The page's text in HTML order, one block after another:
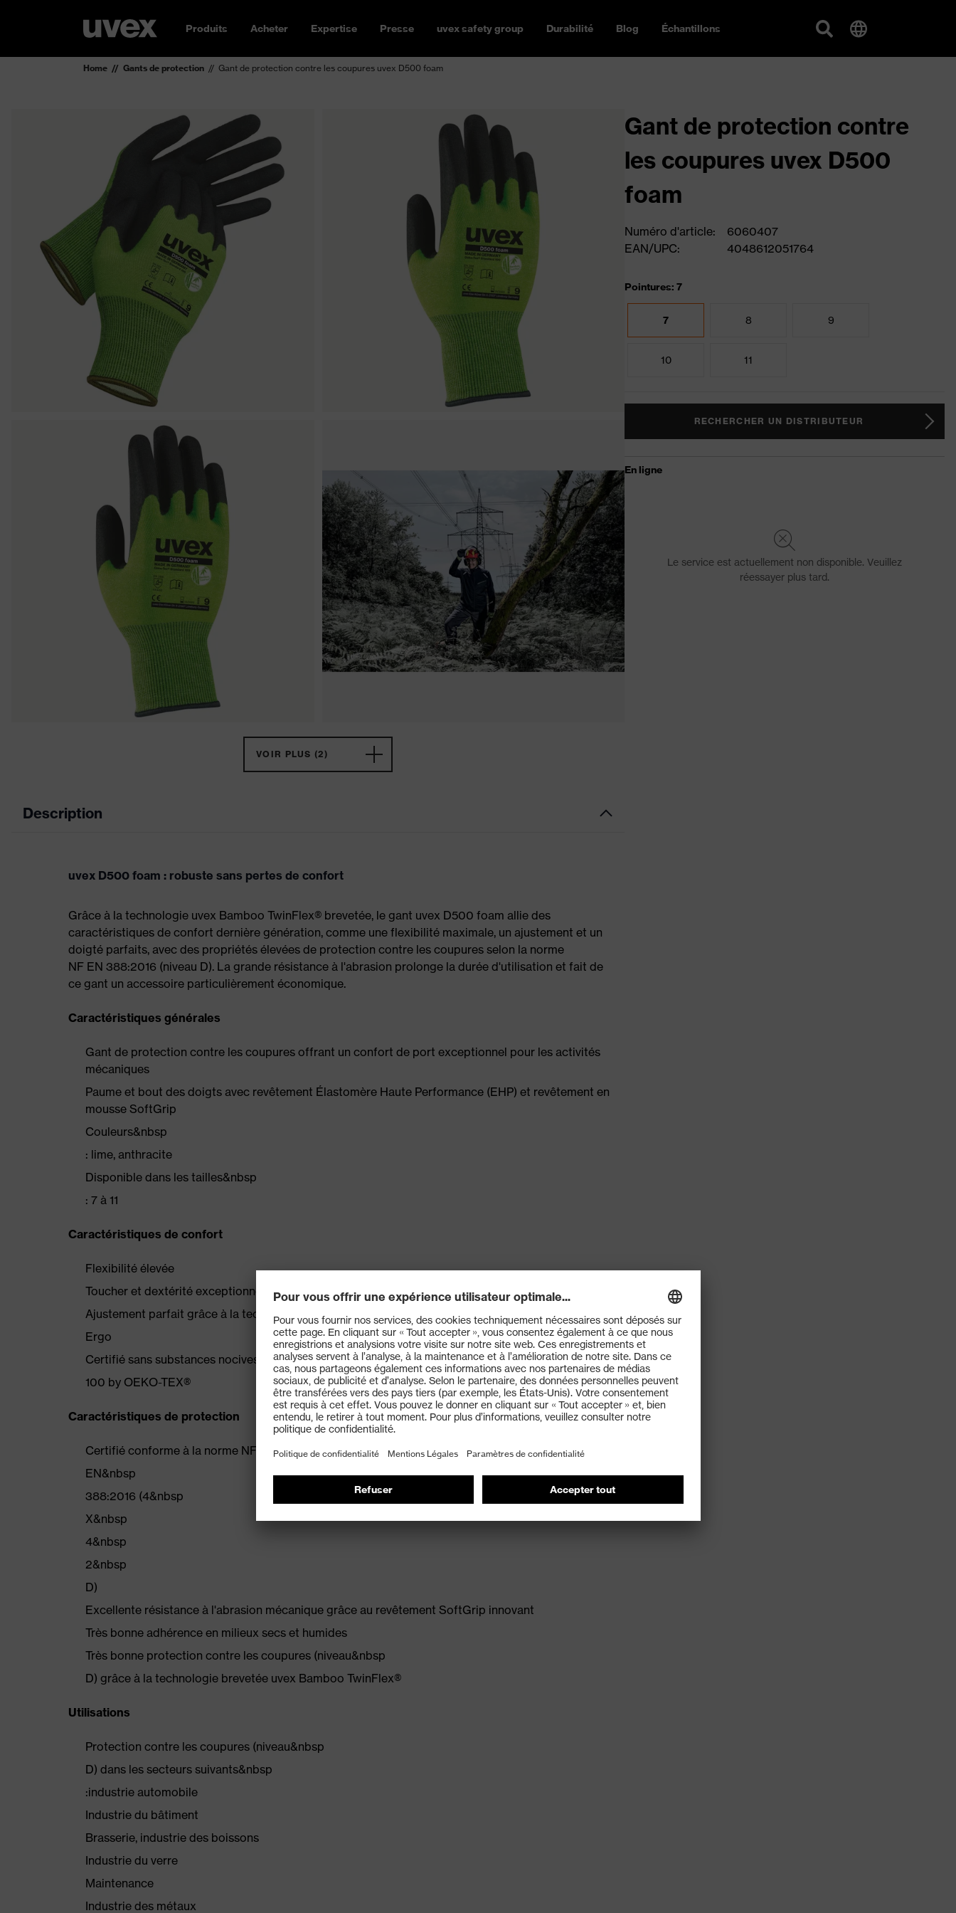
Produits Acheter Expertise Presse uvex safety group Durabilité Blog Échantillons
Home Gants de protection Gant de protection contre les coupures uvex D500 foam
VOIR PLUS (2)
Description
uvex D500 foam : robuste sans pertes de confort
Grâce à la technologie uvex Bamboo TwinFlex® brevetée, le gant uvex D500 foam allie des
caractéristiques de confort dernière génération, comme une flexibilité maximale, un ajustement et un
doigté parfaits, avec des propriétés élevées de protection contre les coupures selon la norme
NF EN 388:2016 (niveau D). La grande résistance à l'abrasion prolonge la durée d'utilisation et fait de
ce gant un accessoire particulièrement économique.
Caractéristiques générales
Gant de protection contre les coupures offrant un confort de port exceptionnel pour les activités
mécaniques
Paume et bout des doigts avec revêtement Élastomère Haute Performance (EHP) et revêtement en
mousse SoftGrip
Couleurs&nbsp
: lime, anthracite
Disponible dans les tailles&nbsp
: 7 à 11
Caractéristiques de confort
Flexibilité élevée
Toucher et dextérité exceptionnels lors du montage de pièces
Ajustement parfait grâce à la technologie 3D&nbsp
Ergo
Certifié sans substances nocives selon le Standard&nbsp
100 by OEKO-TEX®
Caractéristiques de protection
Certifié conforme à la norme NF&nbsp
EN&nbsp
388:2016 (4&nbsp
X&nbsp
4&nbsp
2&nbsp
D)
Excellente résistance à l'abrasion mécanique grâce au revêtement SoftGrip innovant
Très bonne adhérence en milieux secs et humides
Très bonne protection contre les coupures (niveau&nbsp
D) grâce à la technologie brevetée uvex Bamboo TwinFlex®
Utilisations
Protection contre les coupures (niveau&nbsp
D) dans les secteurs suivants&nbsp
:industrie automobile
Industrie du bâtiment
Brasserie, industrie des boissons
Industrie du verre
Maintenance
Industrie des métaux
Gant de protection contre
les coupures uvex D500
foam
Numéro d'article:
6060407
EAN/UPC:
4048612051764
Pointures: 7
7 8 9
10 11
RECHERCHER UN DISTRIBUTEUR